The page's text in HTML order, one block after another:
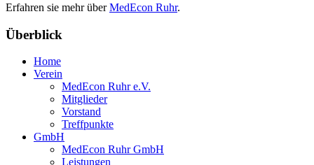
Erfahren sie mehr überMedEcon Ruhr.
Überblick
Home
Verein
MedEcon Ruhr e.V.
Mitglieder
Vorstand
Treffpunkte
GmbH
MedEcon Ruhr GmbH
Leistungen